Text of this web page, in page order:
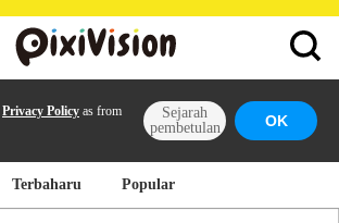
Privacy Policy as from
Sejarah
pembetulan
OK
Terbaharu Popular